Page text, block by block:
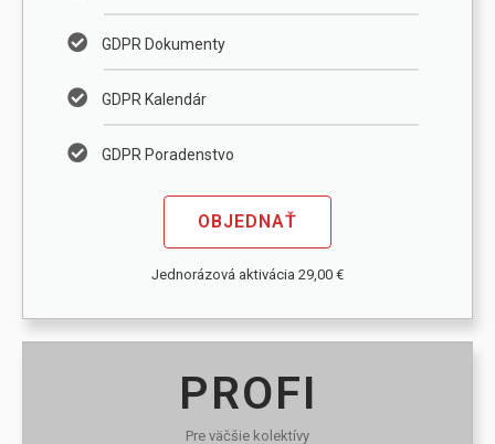
GDPR Dokumenty
GDPR Kalendár
GDPR Poradenstvo
OBJEDNAŤ
Jednorázová aktivácia 29,00 €
PROFI
Pre väčšie kolektívy